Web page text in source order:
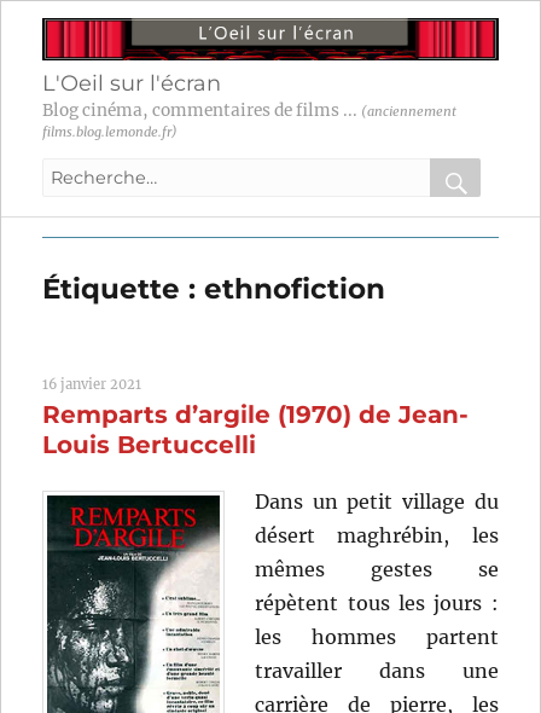
L'Oeil sur l'écran
Blog cinéma, commentaires de films ... (anciennement
films.blog.lemonde.fr)
Recherche
:
OK
Étiquette :ethnofiction
16 janvier 2021
Remparts d’argile (1970) de Jean-
Louis Bertuccelli
Dans un petit village du
désert maghrébin, les
mêmes gestes se
répètent tous les jours :
les hommes partent
travailler dans une
carrière de pierre, les